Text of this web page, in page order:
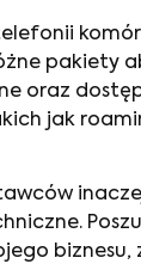
pakiety
oraz
jak
biznesu,